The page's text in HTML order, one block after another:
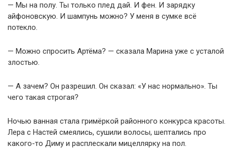
— Мы на полу. Ты только плед дай. И фен. И зарядку
айфоновскую. И шампунь можно? У меня в сумке всё
потекло.
— Можно спросить Артёма? — сказала Марина уже с усталой
злостью.
— А зачем? Он разрешил. Он сказал: «У нас нормально». Ты
чего такая строгая?
Ночью ванная стала гримёркой районного конкурса красоты.
Лера с Настей смеялись, сушили волосы, шептались про
какого-то Диму и расплескали мицеллярку на пол.